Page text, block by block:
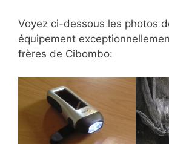
Voyez ci-dessous les photos
équipement
frères de Cibombo: